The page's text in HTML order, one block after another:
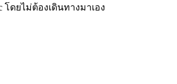
ดยไม่ต้องเดินทางมาเอง